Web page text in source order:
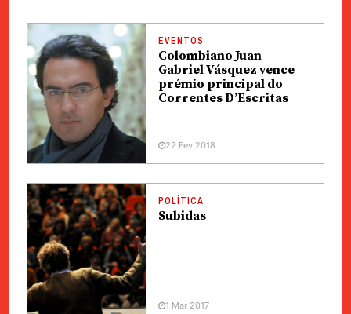
EVENTOS
Colombiano Juan
Gabriel Vásquez vence
prémio principal do
Correntes D’Escritas
22 Fev 2018
POLÍTICA
Subidas
1 Mar 2017